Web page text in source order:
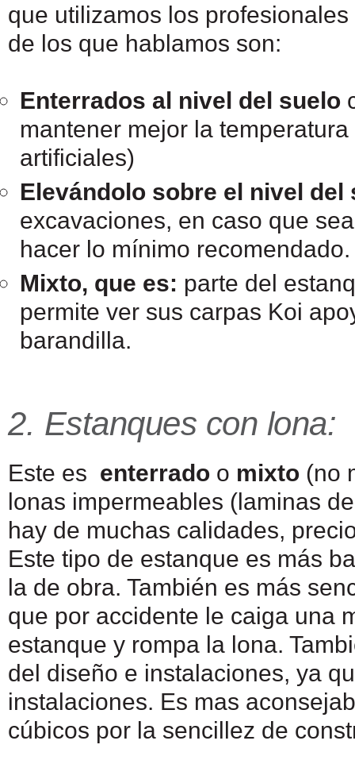
que utilizamos los
de los que hablamos son:
Enterrados al nivel del suelo
mantener mejor la
artificiales)
Elevándolo sobre el nivel del
excavaciones, en caso que
hacer lo mínimo recomendado.
Mixto, que es: parte del
permite ver sus carpas Koi
barandilla.
2. Estanques con lona:
Este es enterrado o mixto (no
lonas impermeables (laminas
hay de muchas calidades,
Este tipo de estanque es más
la de obra. También es más
que por accidente le caiga una
estanque y rompa la lona.
del diseño e instalaciones, ya
instalaciones. Es mas
cúbicos por la sencillez de